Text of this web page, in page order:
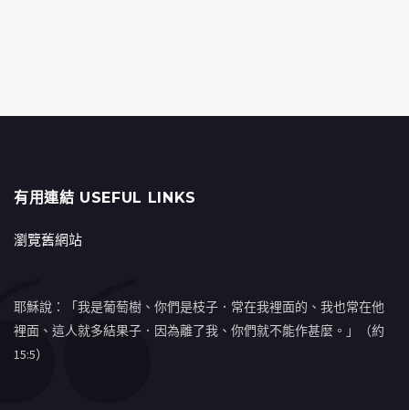
有用連結 USEFUL LINKS
瀏覽舊網站
耶穌說：「我是葡萄樹、你們是枝子．常在我裡面的、我也常在他
裡面、這人就多結果子．因為離了我、你們就不能作甚麼。」（約
15:5）